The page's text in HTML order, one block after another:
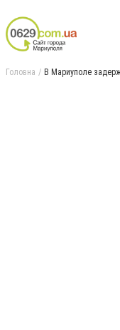
Головна В Мариуполе